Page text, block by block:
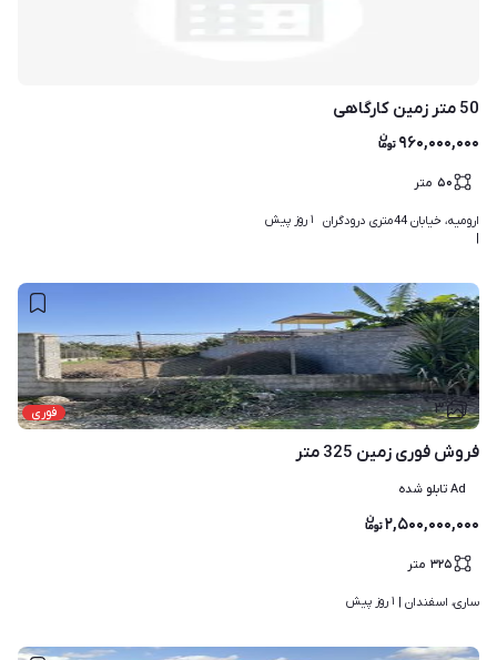
50 متر زمین کارگاهی
۹۶۰,۰۰۰,۰۰۰
۵۰ متر
۱ روز پیش
فوری ۳
فروش فوری زمین 325 متر
Ad تابلو شده
۲,۵۰۰,۰۰۰,۰۰۰
۳۲۵ متر
ساری، اسفندان | ۱ روز پیش